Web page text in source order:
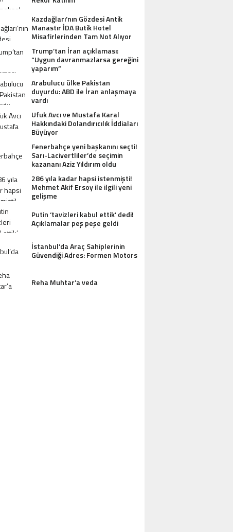
Kazdağları’nın Gözdesi Antik
Manastır İDA Butik Hotel
Misafirlerinden Tam Not Alıyor
Trump’tan İran açıklaması:
“Uygun davranmazlarsa gereğini
yaparım”
Arabulucu ülke Pakistan
duyurdu: ABD ile İran anlaşmaya
vardı
Ufuk Avcı ve Mustafa Karal
Hakkındaki Dolandırıcılık İddiaları
Büyüyor
Fenerbahçe yeni başkanını seçti!
Sarı-Lacivertliler’de seçimin
kazananı Aziz Yıldırım oldu
286 yıla kadar hapsi istenmişti!
Mehmet Akif Ersoy ile ilgili yeni
gelişme
Putin ‘tavizleri kabul ettik’ dedi!
Açıklamalar peş peşe geldi
İstanbul’da Araç Sahiplerinin
Güvendiği Adres: Formen Motors
Reha Muhtar’a veda